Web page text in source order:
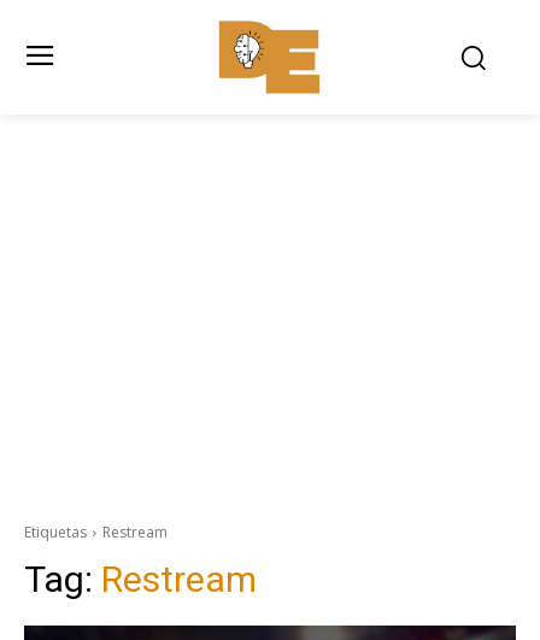
Etiquetas Restream
Tag: Restream